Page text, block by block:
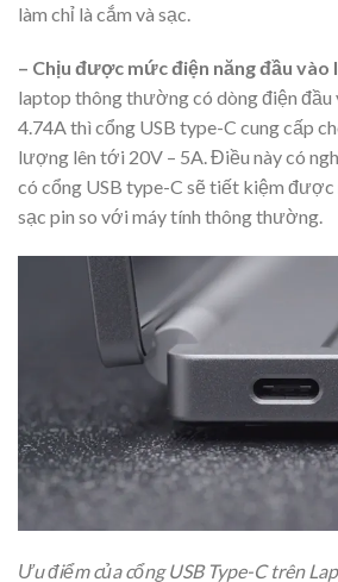
làm chỉ là cắm và sạc.
– Chịu được mức điện năng đầu vào
laptop thông thường có dòng điện đầu
4.74A thì cổng USB type-C cung cấp
lượng lên tới 20V – 5A. Điều này có
có cổng USB type-C sẽ tiết kiệm
sạc pin so với máy tính thông thường.
Ưu điểm của cổng USB Type-C trên